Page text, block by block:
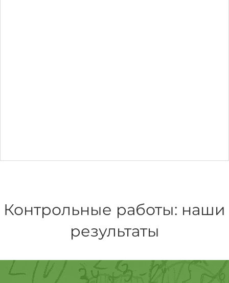
Контрольные работы: наши
результаты